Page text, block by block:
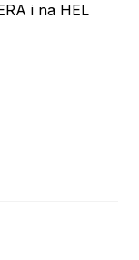
i na HEL